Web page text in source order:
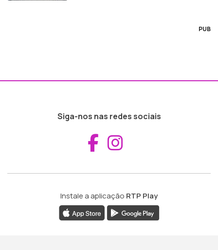
PUB
Siga-nos nas redes sociais
Aceder ao
Instale a aplicação RTP Play